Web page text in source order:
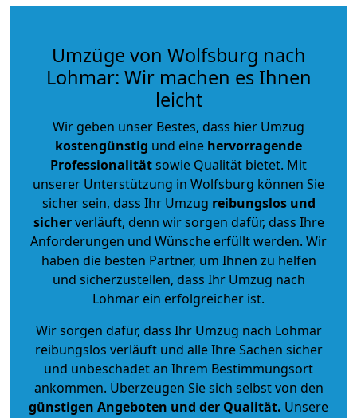
Umzüge von Wolfsburg nach
Lohmar: Wir machen es Ihnen
leicht
Wir geben unser Bestes, dass hier Umzug
kostengünstig und eine hervorragende
Professionalitätsowie Qualität bietet. Mit
unserer Unterstützung in Wolfsburg können Sie
sicher sein, dass Ihr Umzug reibungslos und
sicherverläuft, denn wir sorgen dafür, dass Ihre
Anforderungen und Wünsche erfüllt werden. Wir
haben die besten Partner, um Ihnen zu helfen
und sicherzustellen, dass Ihr Umzug nach
Lohmar ein erfolgreicher ist.
Wir sorgen dafür, dass Ihr Umzug nach Lohmar
reibungslos verläuft und alle Ihre Sachen sicher
und unbeschadet an Ihrem Bestimmungsort
ankommen. Überzeugen Sie sich selbst von den
günstigen Angeboten und der Qualität. Unsere